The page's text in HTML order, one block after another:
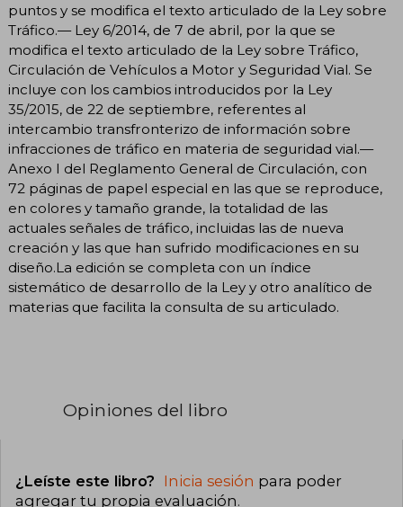
puntos y se modifica el texto articulado de la Ley sobre
Tráfico.— Ley 6/2014, de 7 de abril, por la que se
modifica el texto articulado de la Ley sobre Tráfico,
Circulación de Vehículos a Motor y Seguridad Vial. Se
incluye con los cambios introducidos por la Ley
35/2015, de 22 de septiembre, referentes al
intercambio transfronterizo de información sobre
infracciones de tráfico en materia de seguridad vial.—
Anexo I del Reglamento General de Circulación, con
72 páginas de papel especial en las que se reproduce,
en colores y tamaño grande, la totalidad de las
actuales señales de tráfico, incluidas las de nueva
creación y las que han sufrido modificaciones en su
diseño.La edición se completa con un índice
sistemático de desarrollo de la Ley y otro analítico de
materias que facilita la consulta de su articulado.
Opiniones del libro
¿Leíste este libro? Inicia sesión para poder
agregar tu propia evaluación.